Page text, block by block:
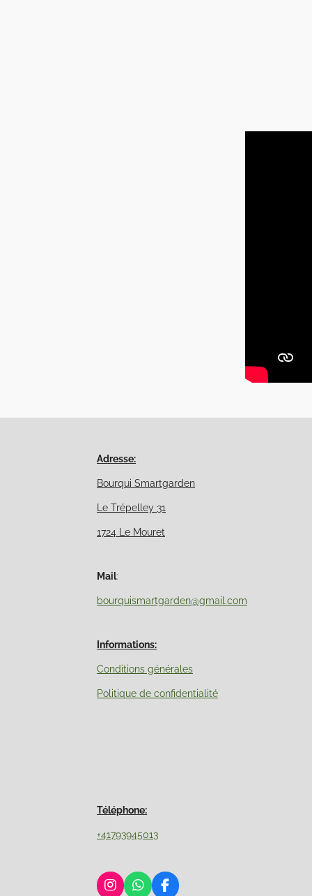
Adresse:
Bourqui Smartgarden
Le Trépelley 31
1724 Le Mouret
Mail:
bourquismartgarden@gmail.com
Informations:
Conditions générales
Politique de confidentialité
Téléphone:
+41793945013
I W F